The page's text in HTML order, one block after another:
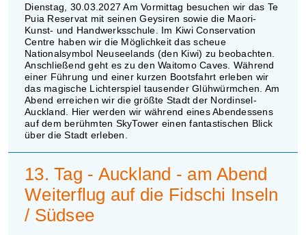
Dienstag, 30.03.2027 Am Vormittag besuchen wir das Te
Puia Reservat mit seinen Geysiren sowie die Maori-
Kunst- und Handwerksschule. Im Kiwi Conservation
Centre haben wir die Möglichkeit das scheue
Nationalsymbol Neuseelands (den Kiwi) zu beobachten.
Anschließend geht es zu den Waitomo Caves. Während
einer Führung und einer kurzen Bootsfahrt erleben wir
das magische Lichterspiel tausender Glühwürmchen. Am
Abend erreichen wir die größte Stadt der Nordinsel-
Auckland. Hier werden wir während eines Abendessens
auf dem berühmten SkyTower einen fantastischen Blick
über die Stadt erleben.
13. Tag - Auckland - am Abend
Weiterflug auf die Fidschi Inseln
/ Südsee